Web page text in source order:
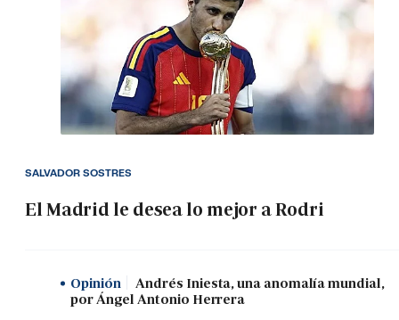
El Madrid le desea lo mejor a Rodri
SALVADOR SOSTRES
Opinión
Andrés Iniesta, una anomalía mundial,
por Ángel Antonio Herrera